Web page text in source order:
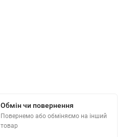
Обмін чи повернення
Повернемо або обміняємо на інший
товар